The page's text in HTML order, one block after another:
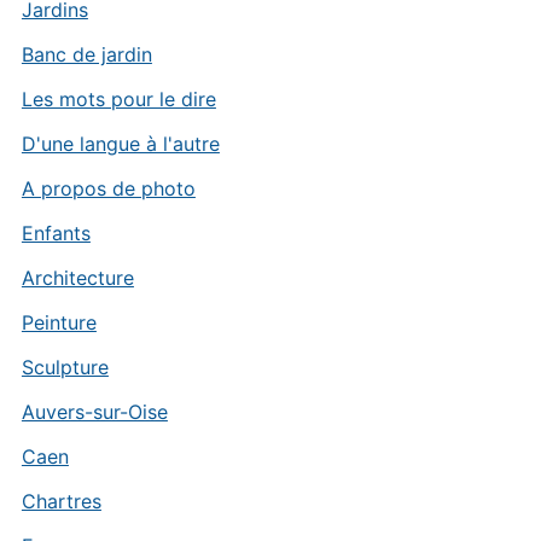
Jardins
Banc de jardin
Les mots pour le dire
D'une langue à l'autre
A propos de photo
Enfants
Architecture
Peinture
Sculpture
Auvers-sur-Oise
Caen
Chartres